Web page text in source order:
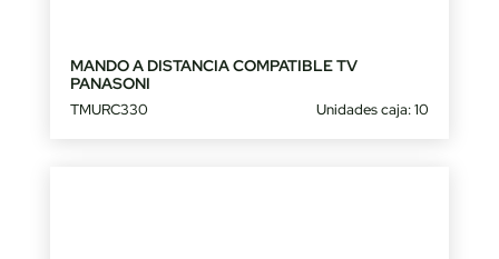
MANDO A DISTANCIA COMPATIBLE TV
PANASONI
TMURC330 Unidades caja: 10